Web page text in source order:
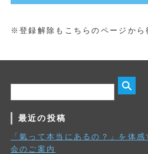
※登録解除もこちらのページから
最近の投稿
「氣って本当にあるの？」を体
会のご案内